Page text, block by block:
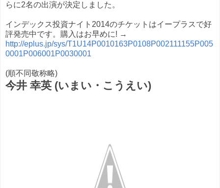
らに2名の出演が決定しました。
インデックス投資ナイト2014のチケットはイープラスで好
評発売中です。購入はお早めに! →
http://eplus.jp/sys/T1U14P0010163P0108P002111155P005
0001P006001P0030001
(順不同敬称略)
今井 幸英 (いまい・こうえい)